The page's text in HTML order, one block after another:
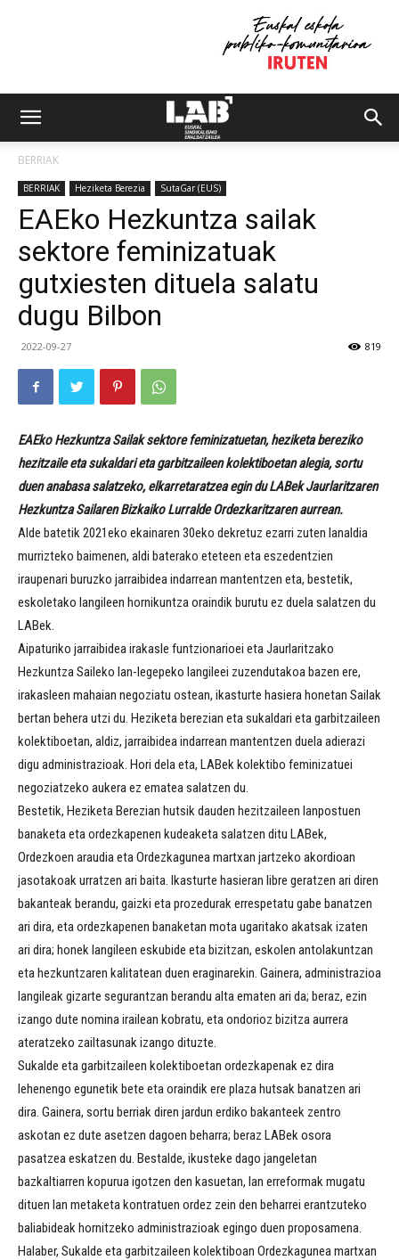
BERRIAK
BERRIAK Heziketa Berezia SutaGar (EUS)
EAEko Hezkuntza sailak
sektore feminizatuak
gutxiesten dituela salatu
dugu Bilbon
2022-09-27 819
EAEko Hezkuntza Sailak sektore feminizatuetan, heziketa bereziko
hezitzaile eta sukaldari eta garbitzaileen kolektiboetan alegia, sortu
duen anabasa salatzeko, elkarretaratzea egin du LABek Jaurlaritzaren
Hezkuntza Sailaren Bizkaiko Lurralde Ordezkaritzaren aurrean.
Alde batetik 2021eko ekainaren 30eko dekretuz ezarri zuten lanaldia
murrizteko baimenen, aldi baterako eteteen eta eszedentzien
iraupenari buruzko jarraibidea indarrean mantentzen eta, bestetik,
eskoletako langileen hornikuntza oraindik burutu ez duela salatzen du
LABek.
Aipaturiko jarraibidea irakasle funtzionarioei eta Jaurlaritzako
Hezkuntza Saileko lan-legepeko langileei zuzendutakoa bazen ere,
irakasleen mahaian negoziatu ostean, ikasturte hasiera honetan Sailak
bertan behera utzi du. Heziketa berezian eta sukaldari eta garbitzaileen
kolektiboetan, aldiz, jarraibidea indarrean mantentzen duela adierazi
digu administrazioak. Hori dela eta, LABek kolektibo feminizatuei
negoziatzeko aukera ez ematea salatzen du.
Bestetik, Heziketa Berezian hutsik dauden hezitzaileen lanpostuen
banaketa eta ordezkapenen kudeaketa salatzen ditu LABek,
Ordezkoen araudia eta Ordezkagunea martxan jartzeko akordioan
jasotakoak urratzen ari baita. Ikasturte hasieran libre geratzen ari diren
bakanteak berandu, gaizki eta prozedurak errespetatu gabe banatzen
ari dira, eta ordezkapenen banaketan mota ugaritako akatsak izaten
ari dira; honek langileen eskubide eta bizitzan, eskolen antolakuntzan
eta hezkuntzaren kalitatean duen eraginarekin. Gainera, administrazioa
langileak gizarte segurantzan berandu alta ematen ari da; beraz, ezin
izango dute nomina irailean kobratu, eta ondorioz bizitza aurrera
ateratzeko zailtasunak izango dituzte.
Sukalde eta garbitzaileen kolektiboetan ordezkapenak ez dira
lehenengo egunetik bete eta oraindik ere plaza hutsak banatzen ari
dira. Gainera, sortu berriak diren jardun erdiko bakanteek zentro
askotan ez dute asetzen dagoen beharra; beraz LABek osora
pasatzea eskatzen du. Bestalde, ikusteke dago jangeletan
bazkaltiarren kopurua igotzen den kasuetan, lan erreformak mugatu
dituen lan metaketa kontratuen ordez zein den beharrei erantzuteko
baliabideak hornitzeko administrazioak egingo duen proposamena.
Halaber, Sukalde eta garbitzaileen kolektiboan Ordezkagunea martxan